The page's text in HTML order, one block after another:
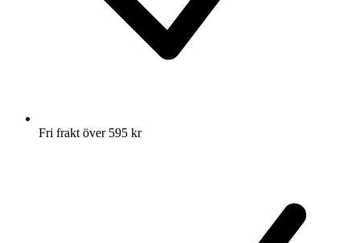
Fri frakt över 595 kr